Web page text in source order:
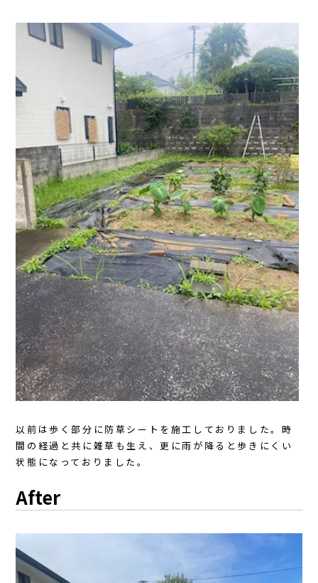
以前は歩く部分に防草シートを施工しておりました。時
間の経過と共に雑草も生え、更に雨が降ると歩きにくい
状態になっておりました。
After